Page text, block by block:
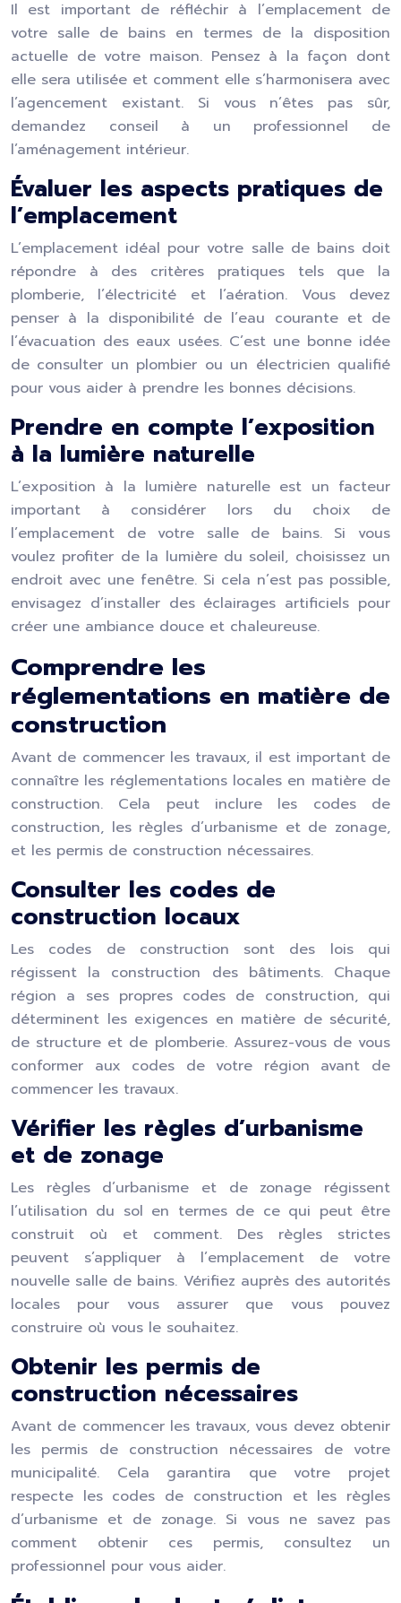
Il est important de réfléchir à l’emplacement de
votre salle de bains en termes de la disposition
actuelle de votre maison. Pensez à la façon dont
elle sera utilisée et comment elle s’harmonisera avec
l’agencement existant. Si vous n’êtes pas sûr,
demandez conseil à un professionnel de
l’aménagement intérieur.
Évaluer les aspects pratiques de
l’emplacement
L’emplacement idéal pour votre salle de bains doit
répondre à des critères pratiques tels que la
plomberie, l’électricité et l’aération. Vous devez
penser à la disponibilité de l’eau courante et de
l’évacuation des eaux usées. C’est une bonne idée
de consulter un plombier ou un électricien qualifié
pour vous aider à prendre les bonnes décisions.
Prendre en compte l’exposition
à la lumière naturelle
L’exposition à la lumière naturelle est un facteur
important à considérer lors du choix de
l’emplacement de votre salle de bains. Si vous
voulez profiter de la lumière du soleil, choisissez un
endroit avec une fenêtre. Si cela n’est pas possible,
envisagez d’installer des éclairages artificiels pour
créer une ambiance douce et chaleureuse.
Comprendre les
réglementations en matière de
construction
Avant de commencer les travaux, il est important de
connaître les réglementations locales en matière de
construction. Cela peut inclure les codes de
construction, les règles d’urbanisme et de zonage,
et les permis de construction nécessaires.
Consulter les codes de
construction locaux
Les codes de construction sont des lois qui
régissent la construction des bâtiments. Chaque
région a ses propres codes de construction, qui
déterminent les exigences en matière de sécurité,
de structure et de plomberie. Assurez-vous de vous
conformer aux codes de votre région avant de
commencer les travaux.
Vérifier les règles d’urbanisme
et de zonage
Les règles d’urbanisme et de zonage régissent
l’utilisation du sol en termes de ce qui peut être
construit où et comment. Des règles strictes
peuvent s’appliquer à l’emplacement de votre
nouvelle salle de bains. Vérifiez auprès des autorités
locales pour vous assurer que vous pouvez
construire où vous le souhaitez.
Obtenir les permis de
construction nécessaires
Avant de commencer les travaux, vous devez obtenir
les permis de construction nécessaires de votre
municipalité. Cela garantira que votre projet
respecte les codes de construction et les règles
d’urbanisme et de zonage. Si vous ne savez pas
comment obtenir ces permis, consultez un
professionnel pour vous aider.